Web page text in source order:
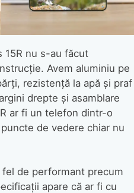
15R nu s-au făcut
Avem aluminiu pe
rezistență la apă și praf
drepte și asamblare
ar fi un telefon dintr-o
de vedere chiar nu
de performant precum
apare că ar fi cu